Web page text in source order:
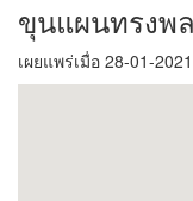
ขุนแผนทรงพล
เผยแพร่เมื่อ 28-01-